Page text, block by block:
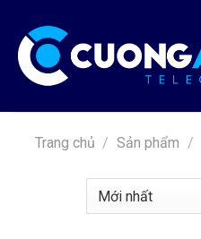
content
Trang chủ / Sản phẩm /